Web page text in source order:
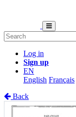
Log in
Sign up
EN
English Français
Back